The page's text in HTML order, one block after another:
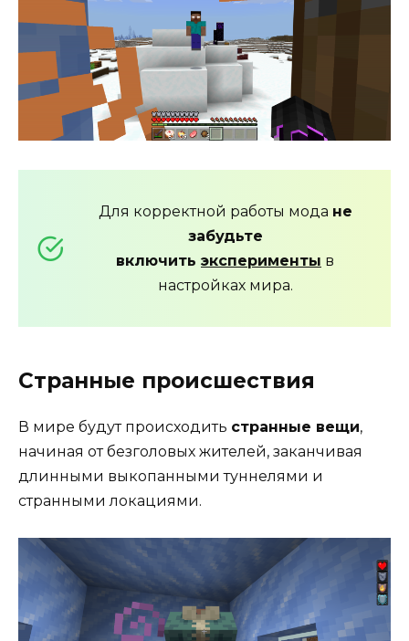
Для корректной работы мода не
забудьте
включить эксперименты в
настройках мира.
Странные происшествия
В мире будут происходить странные вещи,
начиная от безголовых жителей, заканчивая
длинными выкопанными туннелями и
странными локациями.